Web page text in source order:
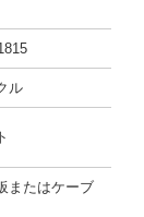
ル
またはケーブ